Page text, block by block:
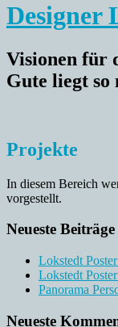
Designer
Visionen für
Gute liegt so
Projekte
In diesem Bereich
vorgestellt.
Neueste Beiträge
Lokstedt
Lokstedt
Panorama
Neueste